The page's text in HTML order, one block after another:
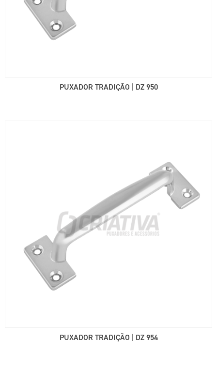
PUXADOR TRADIÇÃO | DZ 950
PUXADOR TRADIÇÃO | DZ 954